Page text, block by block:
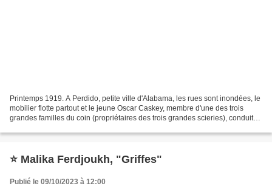
Printemps 1919. A Perdido, petite ville d'Alabama, les rues sont inondées, le
mobilier flotte partout et le jeune Oscar Caskey, membre d'une des trois
grandes familles du coin (propriétaires des trois grandes scieries), conduit
⭐ Malika Ferdjoukh, "Griffes"
Publié le 09/10/2023 à 12:00